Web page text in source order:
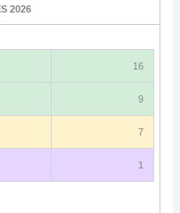
2026
16
9
7
1